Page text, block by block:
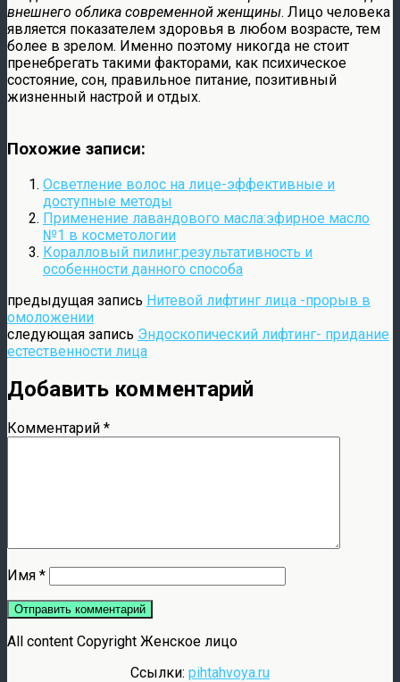
внешнего облика современной женщины. Лицо человека
является показателем здоровья в любом возрасте, тем
более в зрелом. Именно поэтому никогда не стоит
пренебрегать такими факторами, как психическое
состояние, сон, правильное питание, позитивный
жизненный настрой и отдых.
Похожие записи:
Осветление волос на лице-эффективные и
доступные методы
Применение лавандового масла:эфирное масло
№1 в косметологии
Коралловый пилинг:результативность и
особенности данного способа
предыдущая запись Нитевой лифтинг лица -прорыв в
омоложении
следующая запись Эндоскопический лифтинг- придание
естественности лица
Добавить комментарий
Комментарий *
Имя *
All content Copyright Женское лицо
Ссылки: pihtahvoya.ru